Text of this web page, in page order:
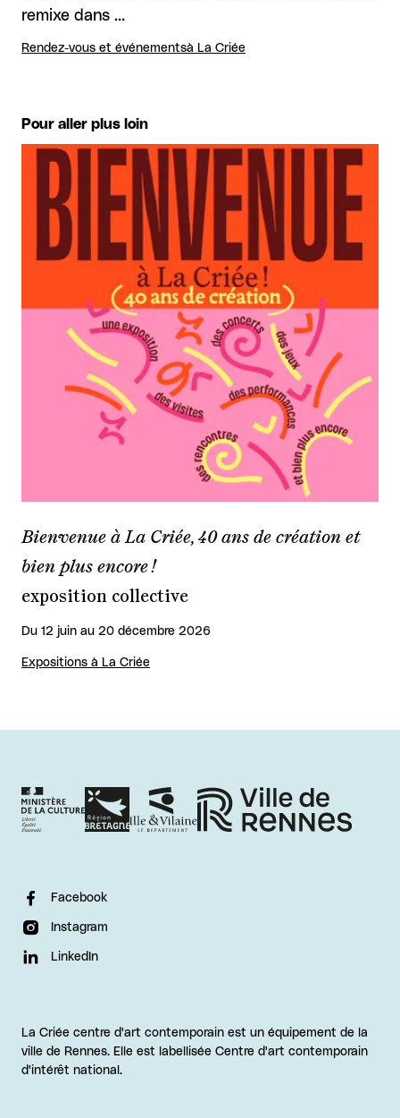
remixe dans …
Rendez-vous et événementsà La Criée
Pour aller plus loin
Bienvenue à La Criée, 40 ans de création et
bien plus encore !
exposition collective
Du 12 juin au 20 décembre 2026
Expositions à La Criée
Facebook
Instagram
LinkedIn
La Criée centre d'art contemporain est un équipement de la
ville de Rennes. Elle est labellisée Centre d'art contemporain
d'intérêt national.